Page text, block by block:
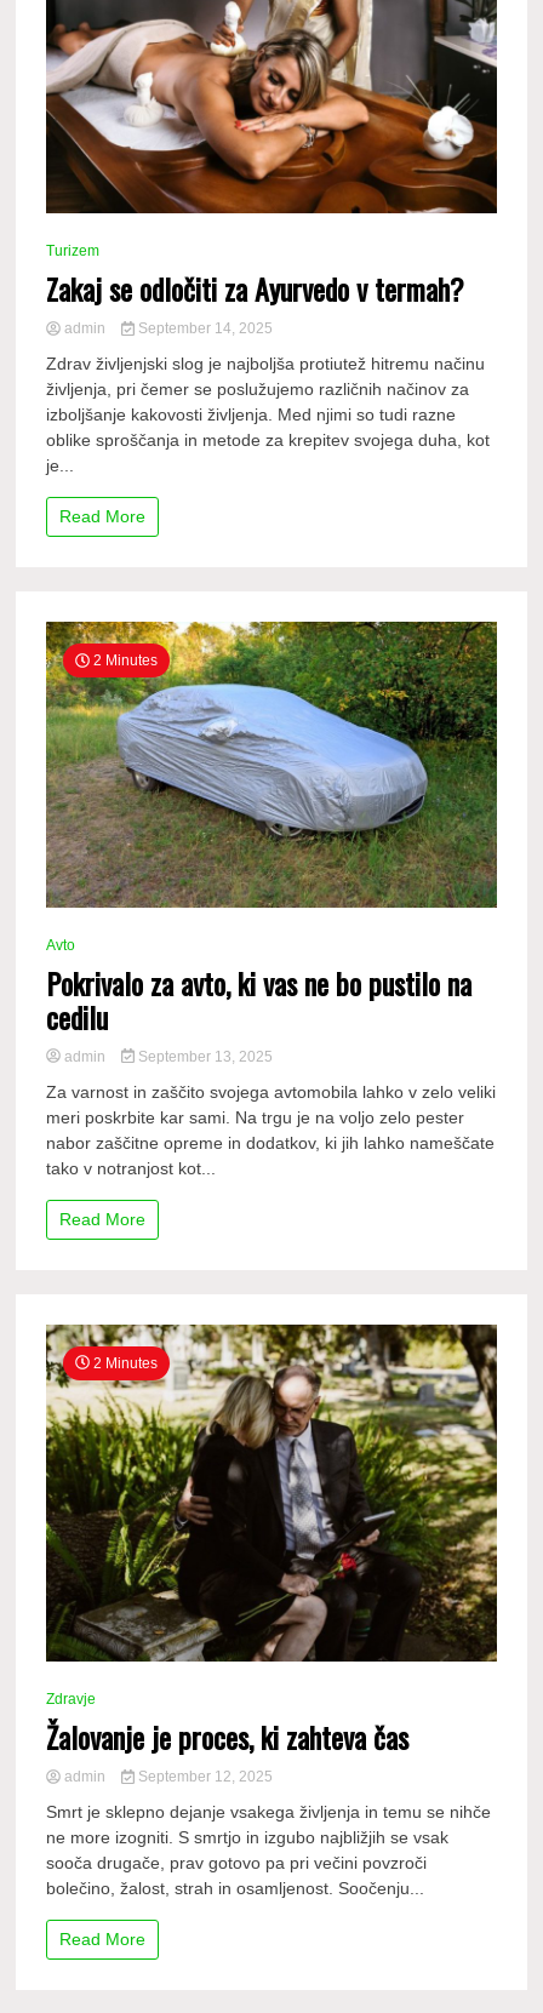
Turizem
Zakaj se odločiti za Ayurvedo v termah?
admin September 14, 2025
Zdrav življenjski slog je najboljša protiutež hitremu načinu
življenja, pri čemer se poslužujemo različnih načinov za
izboljšanje kakovosti življenja. Med njimi so tudi razne
oblike sproščanja in metode za krepitev svojega duha, kot
je...
Read More
2 Minutes
Avto
Pokrivalo za avto, ki vas ne bo pustilo na
cedilu
admin September 13, 2025
Za varnost in zaščito svojega avtomobila lahko v zelo veliki
meri poskrbite kar sami. Na trgu je na voljo zelo pester
nabor zaščitne opreme in dodatkov, ki jih lahko nameščate
tako v notranjost kot...
Read More
2 Minutes
Zdravje
Žalovanje je proces, ki zahteva čas
admin September 12, 2025
Smrt je sklepno dejanje vsakega življenja in temu se nihče
ne more izogniti. S smrtjo in izgubo najbližjih se vsak
sooča drugače, prav gotovo pa pri večini povzroči
bolečino, žalost, strah in osamljenost. Soočenju...
Read More